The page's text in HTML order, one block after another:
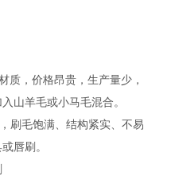
质，价格昂贵，生产量少，
山羊毛或小马毛混合。
刷毛饱满、结构紧实、不易
唇刷。